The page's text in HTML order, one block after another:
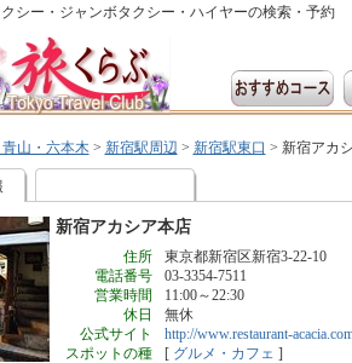
シー・ジャンボタクシー・ハイヤーの検索・予約
山・六本木> 新宿駅周辺 > 新宿駅東口 > 新宿アカ
新宿アカシア本店
住所
東京都新宿区新宿3-22-10
電話番号
03-3354-7511
営業時間
11:00～22:30
休日
無休
公式サイト
http://www.restaurant-
スポットの種
[ グルメ・カフェ ]